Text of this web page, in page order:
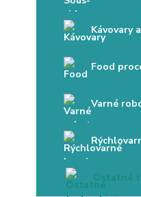
Kávovary
Food
Varné
Ostatné